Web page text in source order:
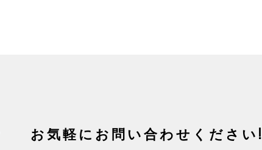
お気軽にお問い合わせください!